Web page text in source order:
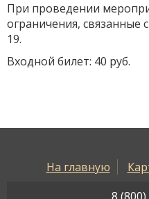
При проведении
ограничения, связанные
19.
Входной билет: 40 руб.
На главную